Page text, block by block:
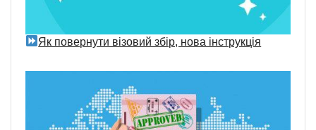
Як повернути візовий збір, нова інструкція